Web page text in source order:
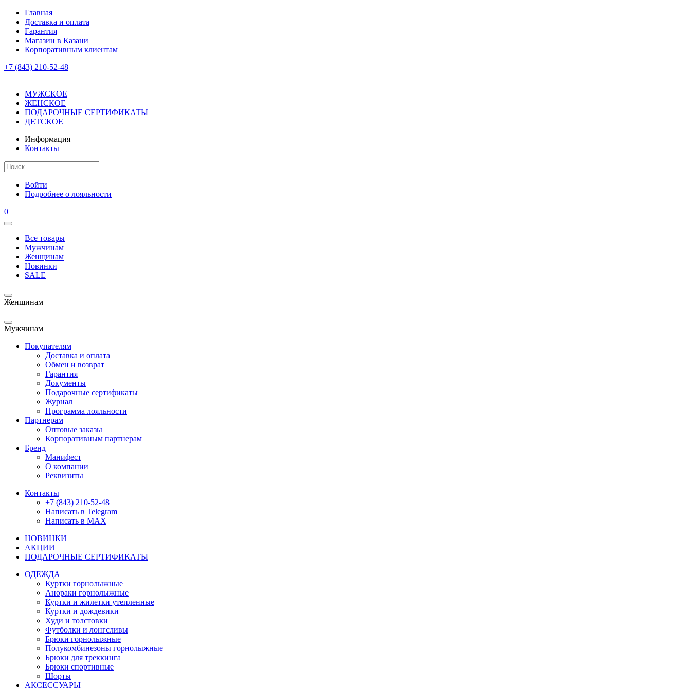
Главная
Доставка и оплата
Гарантия
Магазин в Казани
Корпоративным клиентам
+7 (843) 210-52-48
МУЖСКОЕ
ЖЕНСКОЕ
ПОДАРОЧНЫЕ СЕРТИФИКАТЫ
ДЕТСКОЕ
Информация
Контакты
Войти
Подробнее о лояльности
0
Все товары
Мужчинам
Женщинам
Новинки
SALE
Женщинам
Мужчинам
Покупателям
Доставка и оплата
Обмен и возврат
Гарантия
Документы
Подарочные сертификаты
Журнал
Программа лояльности
Партнерам
Оптовые заказы
Корпоративным партнерам
Бренд
Манифест
О компании
Реквизиты
Контакты
+7 (843) 210-52-48
Написать в Telegram
Написать в MAX
НОВИНКИ
АКЦИИ
ПОДАРОЧНЫЕ СЕРТИФИКАТЫ
ОДЕЖДА
Куртки горнолыжные
Анораки горнолыжные
Куртки и жилетки утепленные
Куртки и дождевики
Худи и толстовки
Футболки и лонгсливы
Брюки горнолыжные
Полукомбинезоны горнолыжные
Брюки для треккинга
Брюки спортивные
Шорты
АКСЕССУАРЫ